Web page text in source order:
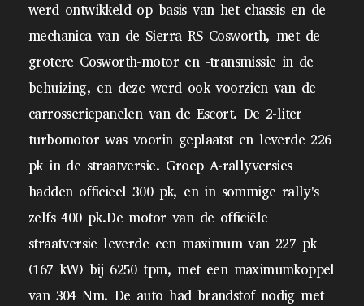
werd ontwikkeld op basis van het chassis en de
mechanica van de Sierra RS Cosworth, met de
grotere Cosworth-motor en -transmissie in de
behuizing, en deze werd ook voorzien van de
carrosseriepanelen van de Escort. De 2-liter
turbomotor was voorin geplaatst en leverde 226
pk in de straatversie. Groep A-rallyversies
hadden officieel 300 pk, en in sommige rally's
zelfs 400 pk.De motor van de officiële
straatversie leverde een maximum van 227 pk
(167 kW) bij 6250 tpm, met een maximumkoppel
van 304 Nm. De auto had brandstof nodig met